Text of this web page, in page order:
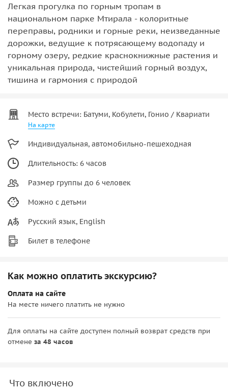
Легкая прогулка по горным тропам в
национальном парке Мтирала - колоритные
переправы, родники и горные реки, неизведанные
дорожки, ведущие к потрясающему водопаду и
горному озеру, редкие краснокнижные растения и
уникальная природа, чистейший горный воздух,
тишина и гармония с природой
Место встречи: Батуми, Кобулети, Гонио / Квариати
На карте
Индивидуальная, автомобильно-пешеходная
Длительность: 6 часов
Размер группы до 6 человек
Можно с детьми
Русский язык, English
Билет в телефоне
Как можно оплатить экскурсию?
Оплата на сайте
На месте ничего платить не нужно
Для оплаты на сайте доступен полный возврат средств при
отмене за 48 часов
Что включено